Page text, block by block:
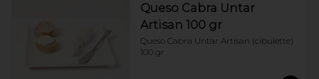
Queso Cabra Untar
Artisan 100 gr
Queso Cabra Untar Artisan (cibulette)
100 gr